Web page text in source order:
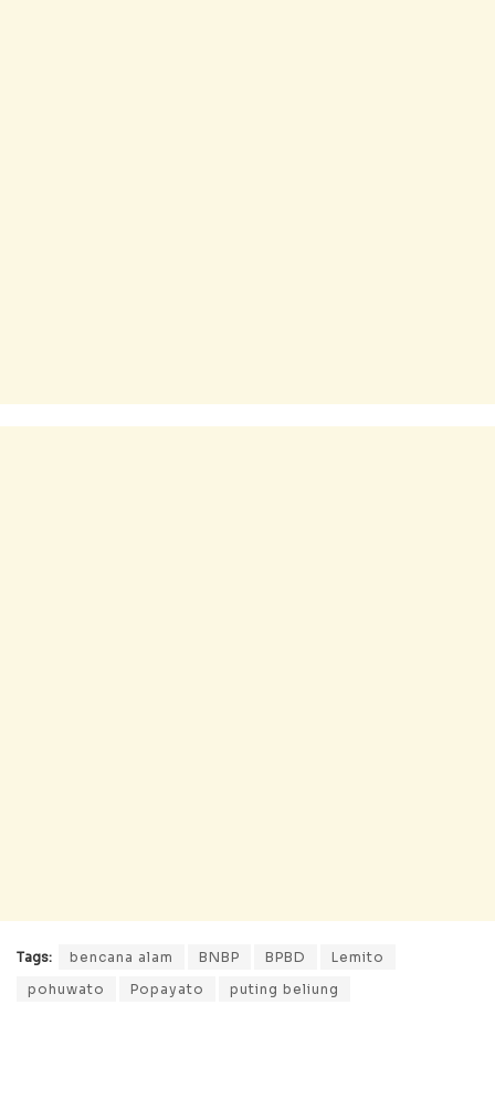
Tags: bencana alam BNBP BPBD
Lemito
pohuwato
Popayato puting beliung